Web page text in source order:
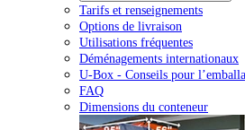
Tarifs et renseignements
Options de livraison
Utilisations fréquentes
Déménagements internationaux
U-Box - Conseils pour
FAQ
Dimensions du conteneur